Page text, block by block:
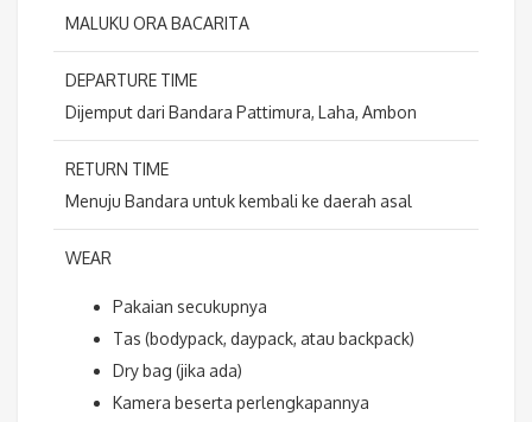
MALUKU ORA BACARITA
DEPARTURE TIME
Dijemput dari Bandara Pattimura, Laha, Ambon
RETURN TIME
Menuju Bandara untuk kembali ke daerah asal
WEAR
Pakaian secukupnya
Tas (bodypack, daypack, atau backpack)
Dry bag (jika ada)
Kamera beserta perlengkapannya